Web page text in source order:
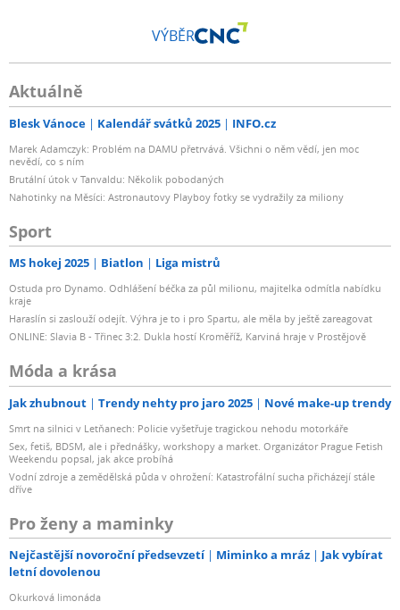
VÝBĚR
Aktuálně
Blesk Vánoce Kalendář svátků 2025 INFO.cz
Marek Adamczyk: Problém na DAMU přetrvává. Všichni o něm vědí, jen moc
nevědí, co s ním
Brutální útok v Tanvaldu: Několik pobodaných
Nahotinky na Měsíci: Astronautovy Playboy fotky se vydražily za miliony
Sport
MS hokej 2025 Biatlon Liga mistrů
Ostuda pro Dynamo. Odhlášení béčka za půl milionu, majitelka odmítla nabídku
kraje
Haraslín si zaslouží odejít. Výhra je to i pro Spartu, ale měla by ještě zareagovat
ONLINE: Slavia B - Třinec 3:2. Dukla hostí Kroměříž, Karviná hraje v Prostějově
Móda a krása
Jak zhubnout Trendy nehty pro jaro 2025 Nové make-up trendy
Smrt na silnici v Letňanech: Policie vyšetřuje tragickou nehodu motorkáře
Sex, fetiš, BDSM, ale i přednášky, workshopy a market. Organizátor Prague Fetish
Weekendu popsal, jak akce probíhá
Vodní zdroje a zemědělská půda v ohrožení: Katastrofální sucha přicházejí stále
dříve
Pro ženy a maminky
Nejčastější novoroční předsevzetí Miminko a mráz
Jak vybírat
letní dovolenou
Okurková limonáda